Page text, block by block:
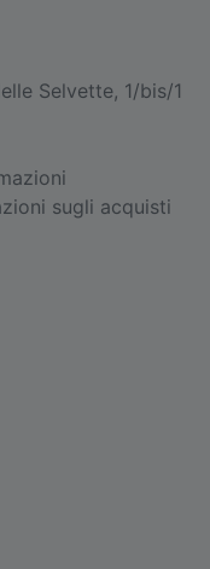
Selvette, 1/bis/1
sugli acquisti